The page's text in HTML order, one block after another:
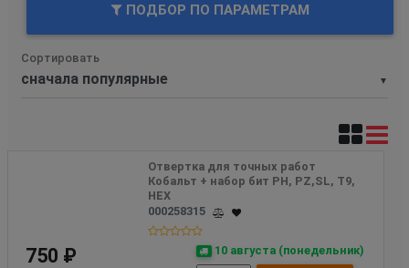
ПОДБОР ПО ПАРАМЕТРАМ
▼
Сортировать
Отвертка для точных работ
Кобальт + набор бит PH, PZ,SL, T9,
HEX
000258315
750 ₽ 10 августа (понедельник)